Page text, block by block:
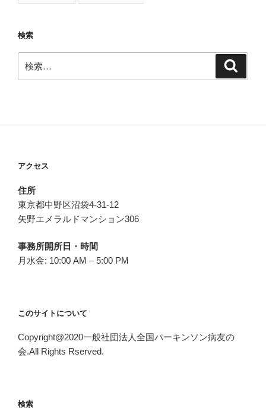
検索
索:
アクセス
住所
東京都中野区沼袋4-31-12
矢野エメラルドマンション306
事務所開所日・時間
月水金: 10:00 AM – 5:00 PM
このサイトについて
Copyright@2020一般社団法人全国パーキンソン病友の
会.All Rights Rserved.
検索